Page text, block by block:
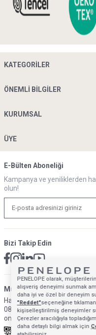
KATEGORILER
ÖNEMLI BILGILER
KURUMSAL
ÜYE
E-Bülten Aboneliği
Kampanya ve yeniliklerden
olun!
Bizi Takip Edin
Müsteri Hizmetleri İletişim
Hafta İçi: 09:00 - 18:00
0850 640 1993
PENELOPE olarak,
alışveriş deneyimi sunmak
daha iyi ve özel bir deneyim
"Reddet"seçeneğine
kişiselleştirilmiş deneyimler
Çerezler aracılığıyla
daha detaylı bilgi almak için